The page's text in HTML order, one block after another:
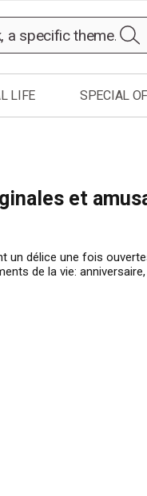
LIFE SPECIAL
et
un délice une fois
de la vie: